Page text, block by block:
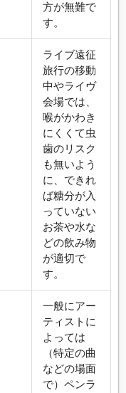
方が無難で
す。
ライブ遠征
旅行の移動
中やライヴ
会場では、
喉がかわき
にくくて虫
歯のリスク
も無いよう
に、できれ
ば糖分が入
っていない
お茶や水な
どの飲み物
が適切で
す。
一般にアー
ティストに
よっては
（特定の曲
などの場面
で）ペンラ